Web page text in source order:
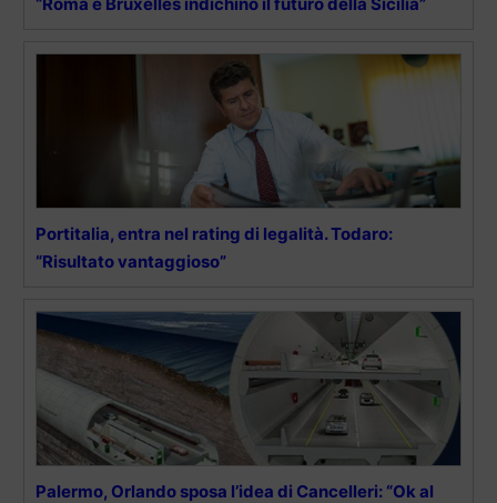
Portitalia, entra nel rating di legalità. Todaro:
“Risultato vantaggioso”
Palermo, Orlando sposa l’idea di Cancelleri: “Ok al